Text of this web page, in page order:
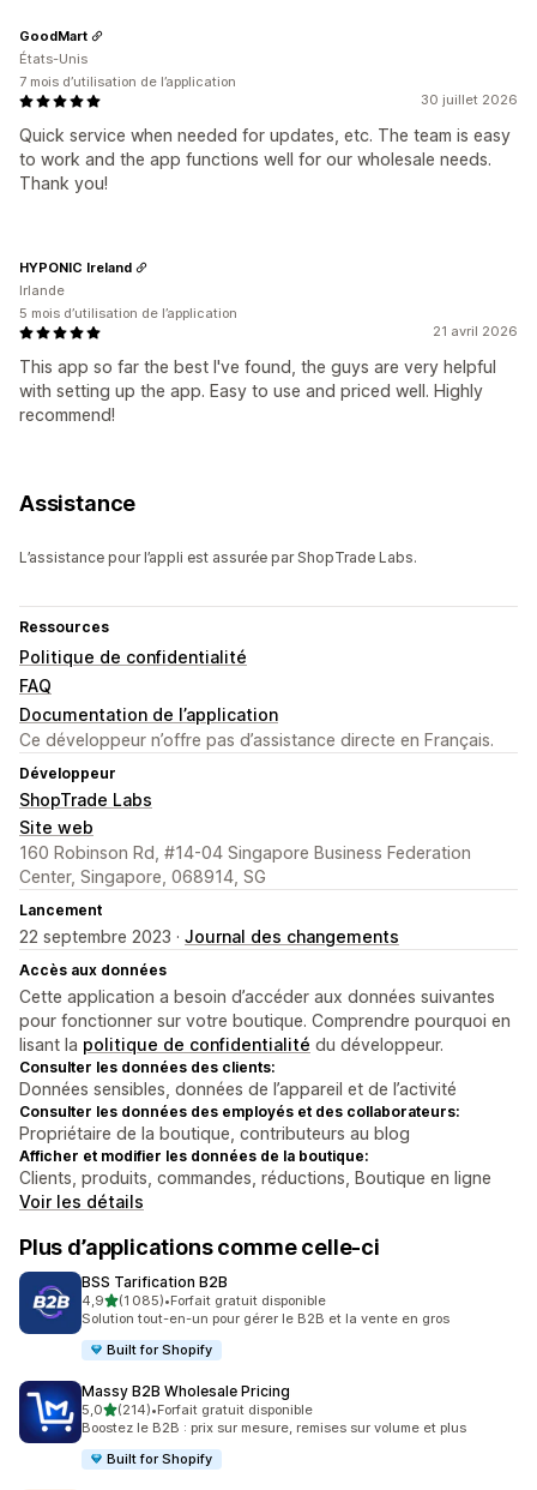
30 juillet 2026
Quick service when needed for updates, etc. The team is easy
to work and the app functions well for our wholesale needs.
Thank you!
GoodMart
États-Unis
7 mois d’utilisation de l’application
21 avril 2026
This app so far the best I've found, the guys are very helpful
with setting up the app. Easy to use and priced well. Highly
recommend!
HYPONIC Ireland
Irlande
5 mois d’utilisation de l’application
Assistance
L’assistance pour l’appli est assurée par ShopTrade Labs.
Ressources
Politique de confidentialité
FAQ
Documentation de l’application
Ce développeur n’offre pas d’assistance directe en Français.
Développeur
ShopTrade Labs
Site web
160 Robinson Rd, #14-04 Singapore Business Federation
Center, Singapore, 068914, SG
Lancement
22 septembre 2023 · Journal des changements
Accès aux données
Cette application a besoin d’accéder aux données suivantes
pour fonctionner sur votre boutique. Comprendre pourquoi en
lisant la politique de confidentialité du développeur.
Consulter les données des clients:
Données sensibles, données de l’appareil et de l’activité
Consulter les données des employés et des collaborateurs:
Propriétaire de la boutique, contributeurs au blog
Afficher et modifier les données de la boutique:
Clients, produits, commandes, réductions, Boutique en ligne
Voir les détails
Plus d’applications comme celle-ci
BSS Tarification B2B
4,9étoile(s) sur 5
(1 085)
1085 avis au total
•Forfait gratuit disponible
Solution tout-en-un pour gérer le B2B et la vente en gros
Built for Shopify
Massy B2B Wholesale Pricing
5,0étoile(s) sur 5
(214)
214 avis au total
•Forfait gratuit disponible
Boostez le B2B : prix sur mesure, remises sur volume et plus
Built for Shopify